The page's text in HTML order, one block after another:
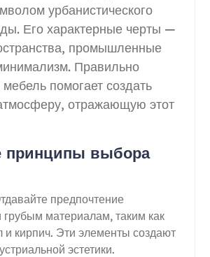
урбанистического
Его характерные черты —
промышленные
Правильно
помогает создать
отражающую этот
принципы выбора
предпочтение
материалам, таким как
и кирпич. Эти элементы создают
эстетики.